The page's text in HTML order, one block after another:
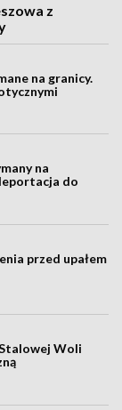
z
na granicy.
na
do
przed upałem
Woli